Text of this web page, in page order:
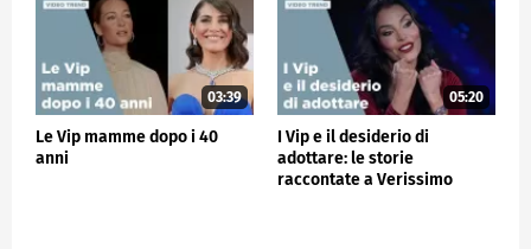
03:39
Le Vip mamme dopo i 40
anni
05:20
I Vip e il desiderio di
adottare: le storie
raccontate a Verissimo